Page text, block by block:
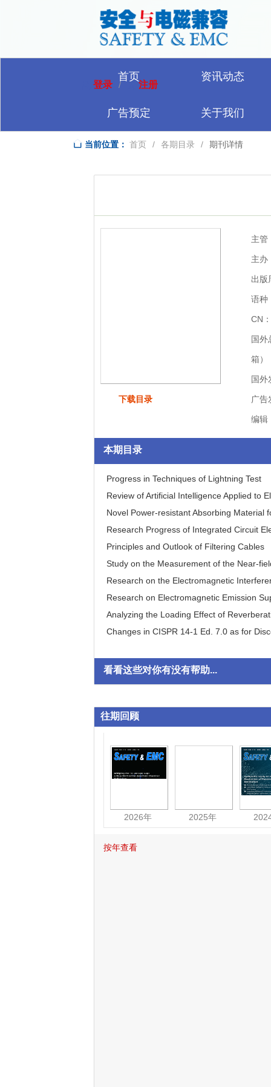
登录 / 注册
首页 资讯动态
广告预定 关于我们
当前位置： 首页 / 各期目录 / 期刊详情
下载目录
主管
主办
出版
语种
CN
国外
箱）
国外
广告
编辑
本期目录
Progress in Techniques of Lightning Test
Review of Artificial Intelligence Applied to
Novel Power-resistant Absorbing Material
Research Progress of Integrated Circuit
Principles and Outlook of Filtering Cables
Study on the Measurement of the Near-
Research on the Electromagnetic
Research on Electromagnetic Emission
Analyzing the Loading Effect of
Changes in CISPR 14-1 Ed. 7.0 as for
看看这些对你有没有帮助...
往期回顾
2026年 2025年
按年查看